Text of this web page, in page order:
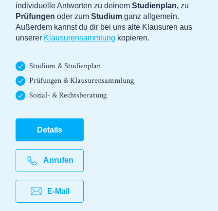
individuelle Antworten zu deinem Studienplan, zu
Prüfungen oder zum Studium ganz allgemein.
Außerdem kannst du dir bei uns alte Klausuren aus
unserer Klausurensammlung kopieren.
Studium & Studienplan
Prüfungen & Klausurensammlung
Sozial- & Rechtsberatung
Details
Anrufen
E-Mail